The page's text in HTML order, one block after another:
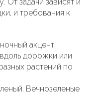
и требования к
акцент,
дорожки или
растений по
Вечнозеленые